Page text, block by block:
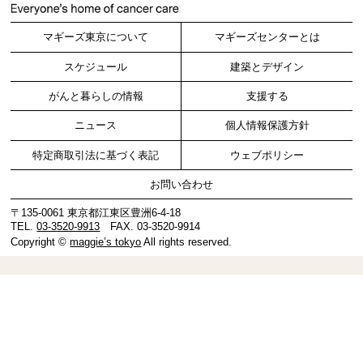
マギーズ東京について マギーズセンターとは
スケジュール 建築とデザイン
がんと暮らしの情報 支援する
ニュース 個人情報保護方針
特定商取引法に基づく表記 ウェブポリシー
お問い合わせ
〒135-0061 東京都江東区豊洲6-4-18
TEL.03-3520-9913 FAX. 03-3520-9914
Copyright ©maggie’s tokyo All rights reserved.